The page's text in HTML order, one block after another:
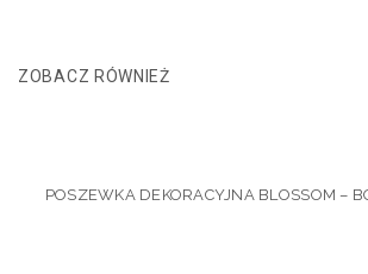
ZOBACZ RÓWNIEŻ
POSZEWKA DEKORACYJNA BLOSSOM –